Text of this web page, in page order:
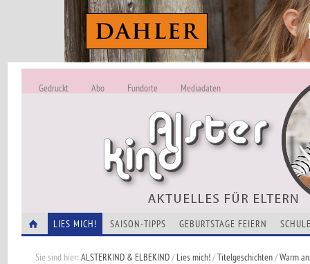
ALSTERKIND -
Alles Neu
Gedruckt Abo Fundorte Mediadaten
LIES MICH! SAISON-TIPPS GEBURTSTAGE FEIERN
Sie sind hier:ALSTERKIND & ELBEKIND/Lies mich!/Titelgeschichten/Warm